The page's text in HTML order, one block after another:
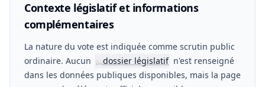
Contexte législatif et informations
complémentaires
La nature du vote est indiquée comme scrutin public
ordinaire. Aucun
📖dossier législatif n'est renseigné
dans les données publiques disponibles, mais la page